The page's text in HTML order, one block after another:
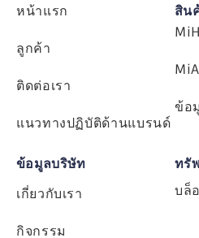
หน้าแรก
ลูกค้า
ติดต่อเรา
แนวทางปฏิบัติด้านแบรนด์
สิน
ข้อ
ข้อมูลบริษัท
เกี่ยวกับเรา
กิจกรรม
ทรั
บล็